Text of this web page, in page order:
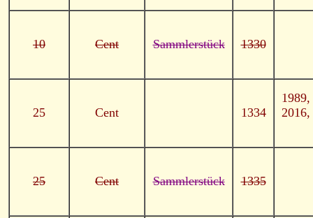
10 Cent Sammlerstück 1330
25 Cent 1334
25 Cent Sammlerstück 1335